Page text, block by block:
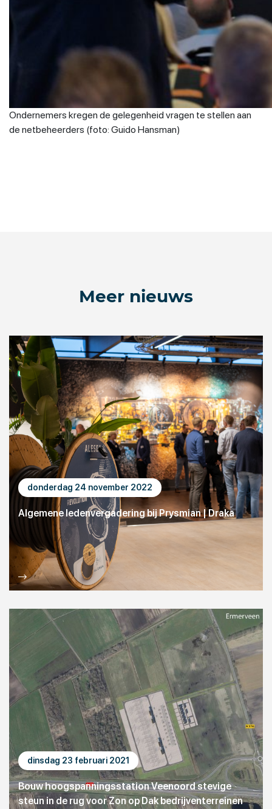
Ondernemers kregen de gelegenheid vragen te stellen aan
de netbeheerders (foto: Guido Hansman)
Meer nieuws
donderdag 24 november 2022
Algemene ledenvergadering bij Prysmian | Draka
dinsdag 23 februari 2021
Bouw hoogspanningsstation Veenoord stevige
steun in de rug voor Zon op Dak bedrijventerreinen